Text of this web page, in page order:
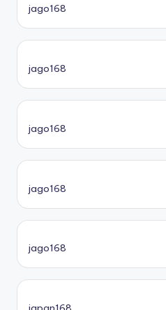
jago168
jago168
jago168
jago168
jago168